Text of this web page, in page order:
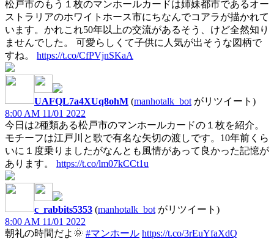
松戸市のもう１枚のマンホールカードは姉妹都市であるオー
ストラリアのホワイトホース市にちなんでコアラが描かれて
います。かれこれ50年以上の交流があるそう、けど全然知り
ませんでした。 可愛らしくて子供に人気が出そうな図柄で
すね。 https://t.co/CfPVjnSKaA
UAFQL7a4XUq8ohM (manhotalk_bot がリツイート)
8:00 AM 11/01 2022
今日は2種類ある松戸市のマンホールカードの１枚を紹介。
モチーフは江戸川と歌で有名な矢切の渡しです。10年前くら
いに１度乗りましたがなんとも風情があって良かった記憶が
あります。 https://t.co/lm07kCCt1u
c_rabbits5353 (manhotalk_bot がリツイート)
8:00 AM 11/01 2022
朝礼の時間だよ🌞 #マンホール https://t.co/3rEuYfaXdQ